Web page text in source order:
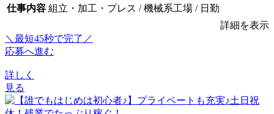
仕事内容 組立・加工・プレス / 機械系工場 / 日勤
詳細を表示
＼最短45秒で完了／
応募へ進む
詳しく
見る